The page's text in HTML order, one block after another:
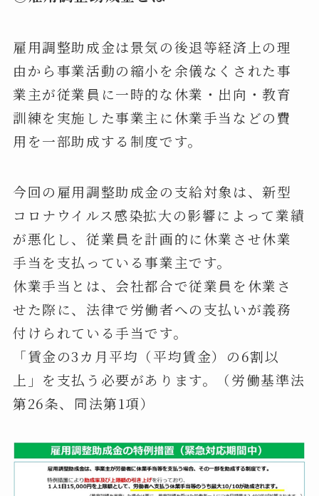
雇用調整助成金は景気の後退等経済上の理
由から事業活動の縮小を余儀なくされた事
業主が従業員に一時的な休業・出向・教育
訓練を実施した事業主に休業手当などの費
用を一部助成する制度です。
今回の雇用調整助成金の支給対象は、新型
コロナウイルス感染拡大の影響によって業績
が悪化し、従業員を計画的に休業させ休業
手当を支払っている事業主です。
休業手当とは、会社都合で従業員を休業さ
せた際に、法律で労働者への支払いが義務
付けられている手当です。
「賃金の3カ月平均（平均賃金）の6割以
上」を支払う必要があります。（労働基準法
第26条、同法第1項）